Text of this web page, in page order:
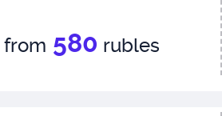
from 580 rubles